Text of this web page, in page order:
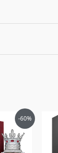
Art of
-60%
El
precio
actual
es:
$229,900.